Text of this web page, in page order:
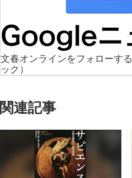
文春オンラインをフォローする
ック）
関連記事